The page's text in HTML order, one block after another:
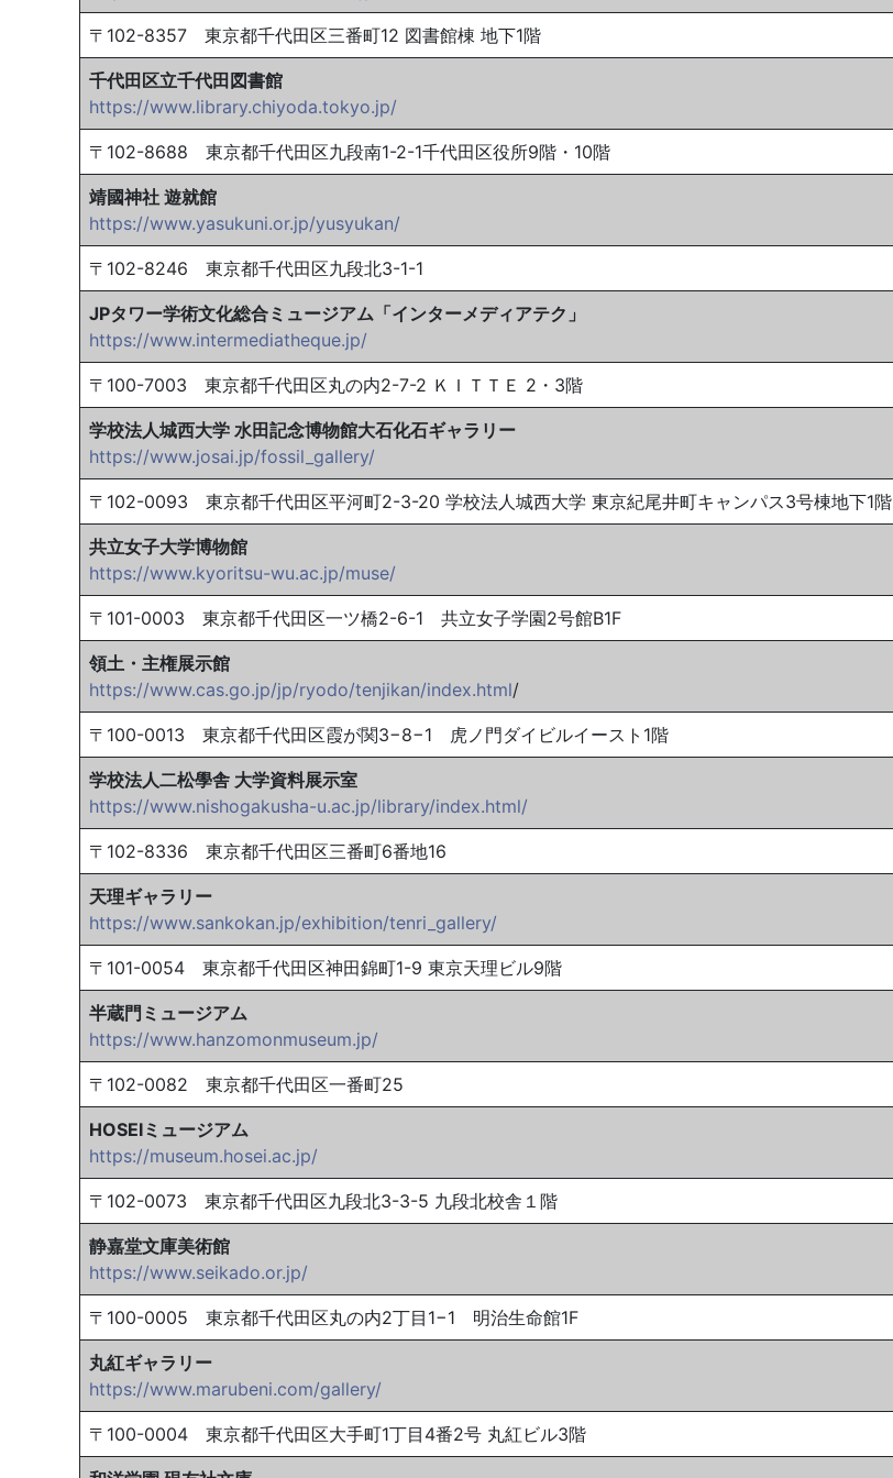
〒102-8357 東京都千代田区三番町12 図書館棟 地下1階
千代田区立千代田図書館
https://www.library.chiyoda.tokyo.jp/
〒102-8688 東京都千代田区九段南1-2-1千代田区役所9階・10階
靖國神社 遊就館
https://www.yasukuni.or.jp/yusyukan/
〒102-8246 東京都千代田区九段北3-1-1
JPタワー学術文化総合ミュージアム「インターメディアテク」
https://www.intermediatheque.jp/
〒100-7003 東京都千代田区丸の内2-7-2 ＫＩＴＴＥ 2・3階
学校法人城西大学 水田記念博物館大石化石ギャラリー
https://www.josai.jp/fossil_gallery/
〒102-0093 東京都千代田区平河町2-3-20 学校法人城西大学 東京紀尾井町キャンパス3号棟地下1階
共立女子大学博物館
https://www.kyoritsu-wu.ac.jp/muse/
〒101-0003 東京都千代田区一ツ橋2-6-1 共立女子学園2号館B1F
領土・主権展示館
https://www.cas.go.jp/jp/ryodo/tenjikan/index.html/
〒100-0013 東京都千代田区霞が関3−8−1 虎ノ門ダイビルイースト1階
学校法人二松學舎 大学資料展示室
https://www.nishogakusha-u.ac.jp/library/index.html/
〒102-8336 東京都千代田区三番町6番地16
天理ギャラリー
https://www.sankokan.jp/exhibition/tenri_gallery/
〒101-0054 東京都千代田区神田錦町1-9 東京天理ビル9階
半蔵門ミュージアム
https://www.hanzomonmuseum.jp/
〒102-0082 東京都千代田区一番町25
HOSEIミュージアム
https://museum.hosei.ac.jp/
〒102-0073 東京都千代田区九段北3-3-5 九段北校舎１階
静嘉堂文庫美術館
https://www.seikado.or.jp/
〒100-0005 東京都千代田区丸の内2丁目1−1 明治生命館1F
丸紅ギャラリー
https://www.marubeni.com/gallery/
〒100-0004 東京都千代田区大手町1丁目4番2号 丸紅ビル3階